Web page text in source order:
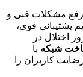
رفع مشکلات فنی و
پشتیبانی قوی،
اختلال در
شبکه با
کاربران را